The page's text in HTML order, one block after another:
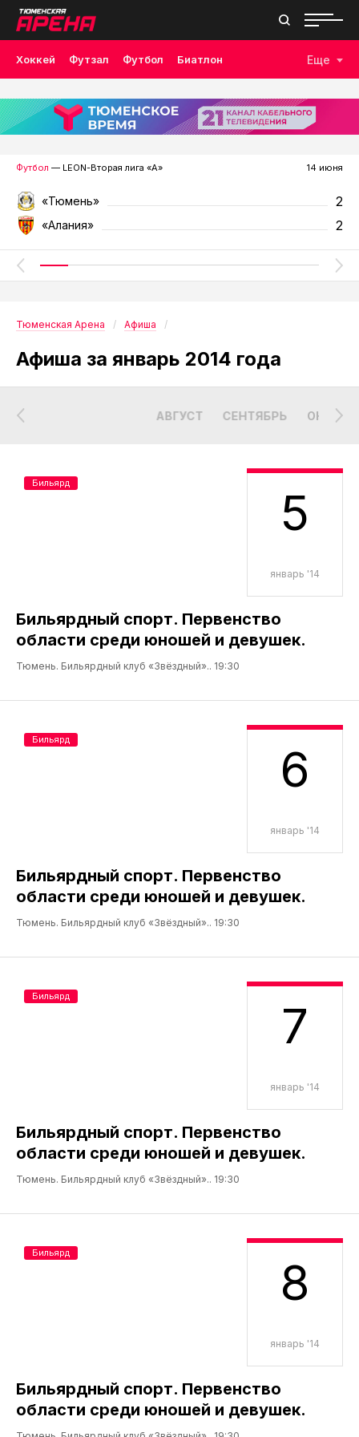
Хоккей Футзал Футбол Биатлон
Лыжные гонки Волейбол Плавание Дзюдо
Скалолазание Велоспорт Бокс
Еще
Футбол — LEON-Вторая лига «А» 14 июня
«Тюмень» 2
«Алания» 2
Тюменская Арена Афиша
Афиша за январь 2014 года
АВГУСТ СЕНТЯБРЬ
5
январь '14
Бильярдный спорт. Первенство
области среди юношей и девушек.
Тюмень. Бильярдный клуб «Звёздный».. 19:30
Бильярд
6
январь '14
Бильярдный спорт. Первенство
области среди юношей и девушек.
Тюмень. Бильярдный клуб «Звёздный».. 19:30
Бильярд
7
январь '14
Бильярдный спорт. Первенство
области среди юношей и девушек.
Тюмень. Бильярдный клуб «Звёздный».. 19:30
Бильярд
8
январь '14
Бильярдный спорт. Первенство
области среди юношей и девушек.
Бильярд